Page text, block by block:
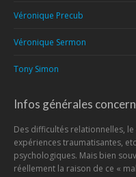
Véronique Precub
Véronique Sermon
Tony Simon
Infos générales
Des difficultés relationnelles,
expériences traumatisantes,
psychologiques. Mais bien
réellement la raison de ce «